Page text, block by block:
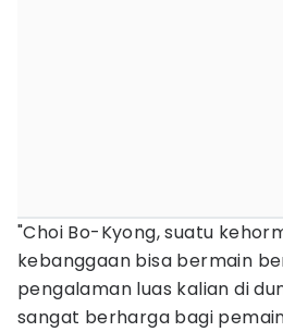
"Choi Bo-Kyong, suatu
kebanggaan bisa bermain
pengalaman luas kalian di
sangat berharga bagi